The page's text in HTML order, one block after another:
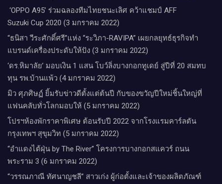
‘OPPO A95’ ร่วมฉลองทีมไทยชนะเลิศ คว้าแชมป์ AFF
Suzuki Cup 2020 (3 มกราคม 2022)
“ธนิสา วีระศักดิ์ศรี”แห่ง “ระวิภา-RAVIPA” เผยกลยุทธ์ธุรกิจทำ
แบรนด์เครื่องประดับให้ปัง (3 มกราคม 2022)
‘ดร.หิมาลัย’ มอบเงิน 1 แสน โบว์ลิ่งบางกอกทูเดย์ สู่ปีที่ 20 สมทบ
ทุน รพ.บ้านแพ้ว (4 มกราคม 2022)
มิว ศุภศิษฏ์ ยิ้มรับข่าวดีตั้งแต่ต้นปี กับของขวัญปีใหม่ชิ้นใหญ่ที่
แฟนคลับทั่วโลกมอบให้ (5 มกราคม 2022)
โปรฯห้องพักราคาพิเศษ ต้อนรับปี 2022 จากโรงแรมคาร์ลตัน
กรุงเทพฯ สุขุมวิท (5 มกราคม 2022)
“อำแดงไต้ฝุ่น by The River” โครงการบางกอกสแควร์ ถนน
พระราม 3 (6 มกราคม 2022)
“วรรณภาณี ทัศนาญชลี” สาวเก่ง ผู้ก่อตั้งและเจ้าของผลิตภัณฑ์